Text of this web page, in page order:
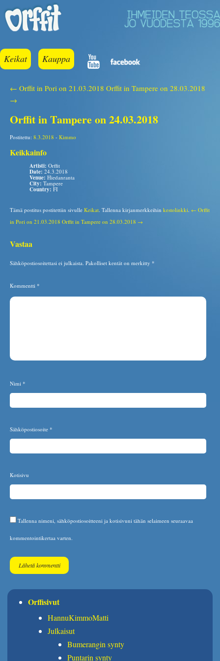
Keikat Kauppa
← Orffit in Pori on 21.03.2018 Orffit in Tampere on 28.03.2018
→
Orffit in Tampere on 24.03.2018
Postitettu: 8.3.2018 - Kimmo
Keikkainfo
Artisti: Orffit
Date: 24.3.2018
Venue: Hiedanranta
City: Tampere
Country: FI
Tämä postitus postitettiin sivulle Keikat . Tallenna kirjanmerkkeihin kestolinkki ← Orffit
in Pori on 21.03.2018 Orffit in Tampere on 28.03.2018 →
Vastaa
Sähköpostiosoitettasi ei julkaista. Pakolliset kentät on merkitty *
Kommentti *
Nimi *
Sähköpostiosoite *
Kotisivu
Tallenna nimeni, sähköpostiosoitteeni ja kotisivuni tähän selaimeen seuraavaa
kommentointikertaa varten.
Orffisivut
HannuKimmoMatti
Julkaisut
Bumerangin synty
Puntarin synty